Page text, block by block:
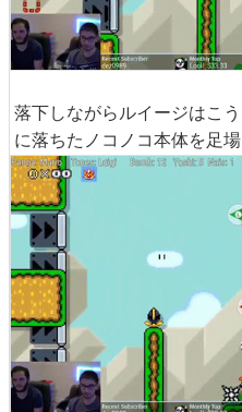
落下しながらルイージはこ
に落ちたノコノコ本体を足場